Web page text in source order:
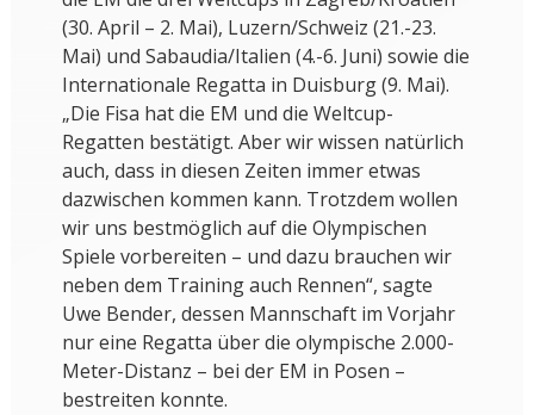
(30. April – 2. Mai), Luzern/Schweiz (21.-23.
Mai) und Sabaudia/Italien (4.-6. Juni) sowie die
Internationale Regatta in Duisburg (9. Mai).
„Die Fisa hat die EM und die Weltcup-
Regatten bestätigt. Aber wir wissen natürlich
auch, dass in diesen Zeiten immer etwas
dazwischen kommen kann. Trotzdem wollen
wir uns bestmöglich auf die Olympischen
Spiele vorbereiten – und dazu brauchen wir
neben dem Training auch Rennen“, sagte
Uwe Bender, dessen Mannschaft im Vorjahr
nur eine Regatta über die olympische 2.000-
Meter-Distanz – bei der EM in Posen –
bestreiten konnte.